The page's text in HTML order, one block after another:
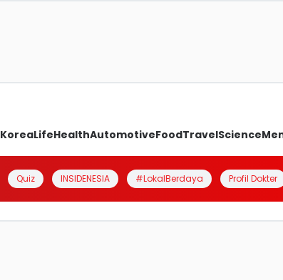
KoreaLifeHealthAutomotiveFoodTravelScience
Quiz INSIDENESIA #LokalBerdaya Profil Dokter